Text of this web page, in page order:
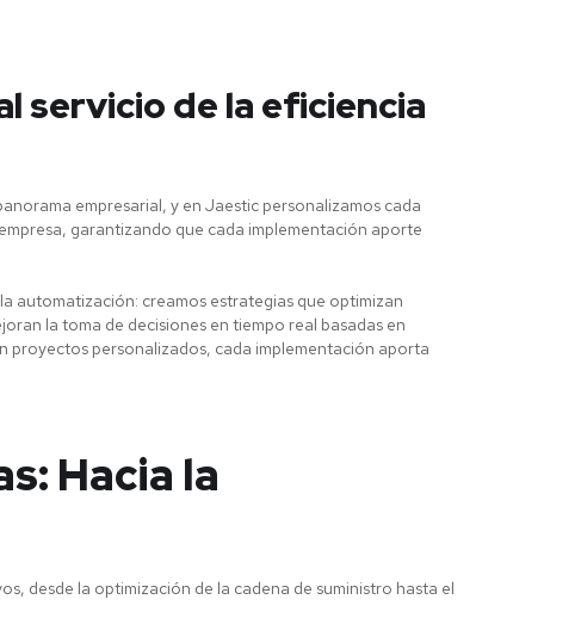
servicio de la eficiencia
empresarial, y en Jaestic personalizamos cada
garantizando que cada implementación aporte
automatización: creamos estrategias que optimizan
la toma de decisiones en tiempo real basadas en
proyectos personalizados, cada implementación aporta
Hacia la
desde la optimización de la cadena de suministro hasta el